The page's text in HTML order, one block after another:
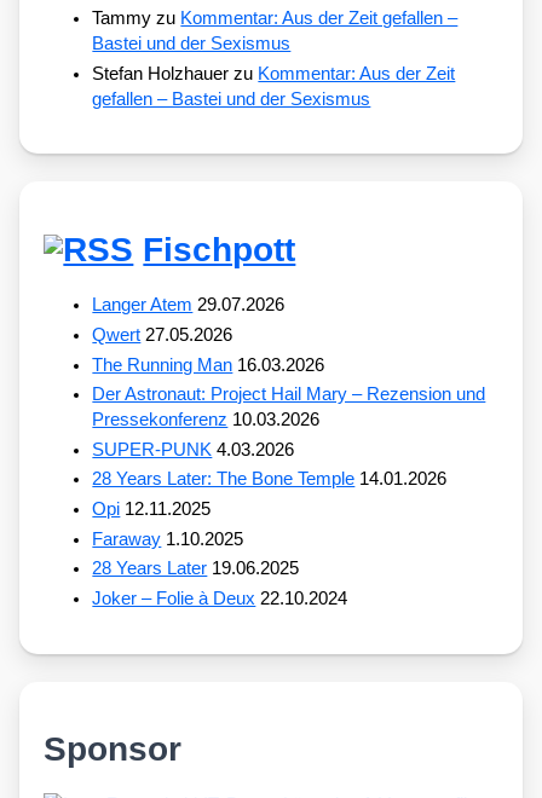
Tammy zu Kommentar: Aus der Zeit gefallen –
Bastei und der Sexismus
Stefan Holzhauer zu Kommentar: Aus der Zeit
gefallen – Bastei und der Sexismus
Fischpott
Langer Atem 29.07.2026
Qwert 27.05.2026
The Running Man 16.03.2026
Der Astronaut: Project Hail Mary – Rezension und
Pressekonferenz 10.03.2026
SUPER-PUNK 4.03.2026
28 Years Later: The Bone Temple 14.01.2026
Opi 12.11.2025
Faraway 1.10.2025
28 Years Later 19.06.2025
Joker – Folie à Deux 22.10.2024
Sponsor